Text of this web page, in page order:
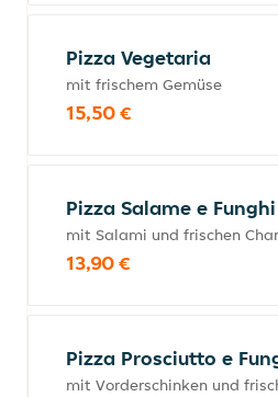
Pizza Vegetaria
mit frischem Gemüse
15,50 €
Pizza Salame e Funghi
mit Salami und frischen
13,90 €
Pizza Prosciutto e
mit Vorderschinken und